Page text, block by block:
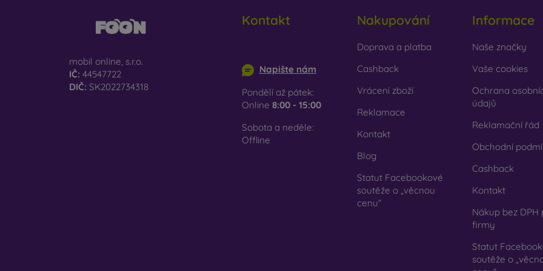
přírodě mohou 100 % rozložit. Důraz na životní prostředí je dnes
Na našem e-shopu FOON najdete desítky zajímavých krytů na
mobil online, s.r.o.
IČ: 44547722
DIČ: SK2022734318
Kontakt
Napište nám
Pondělí až pátek:
Online 8:00 - 15:00
Sobota a neděle:
Offline
Nakupování
Doprava a platba
Cashback
Vrácení zboží
Reklamace
Kontakt
Blog
Statut Facebookové
soutěže o „věcnou
cenu“
Informace
Naše značky
Vaše cookies
Ochrana
údajů
Reklamační řád
Obchodní
Cashback
Kontakt
Nákup bez DPH
firmy
Statut
soutěže o